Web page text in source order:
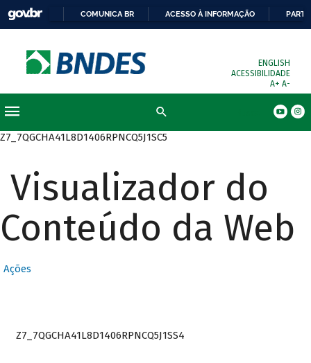
COMUNICA BR ACESSO À INFORMAÇÃO
ENGLISH
ACESSIBILIDADE
A+ A-
Z7_7QGCHA41L8D1406RPNCQ5J1SC5
Visualizador do
Conteúdo da Web
Ações
Z7_7QGCHA41L8D1406RPNCQ5J1SS4